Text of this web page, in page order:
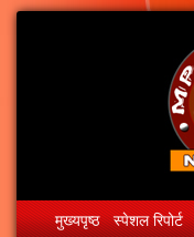
मुख्यपृष्ठ स्पेशल रिपोर्ट